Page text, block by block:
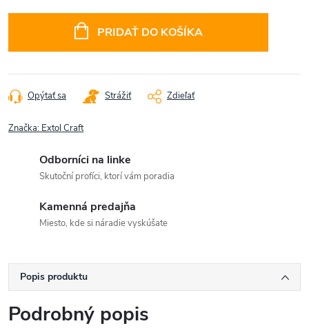
PRIDAŤ DO KOŠÍKA
Opýtať sa Strážiť Zdieľať
Značka: Extol Craft
Odborníci na linke
Skutoční profíci, ktorí vám poradia
Kamenná predajňa
Miesto, kde si náradie vyskúšate
Popis produktu
Podrobný popis